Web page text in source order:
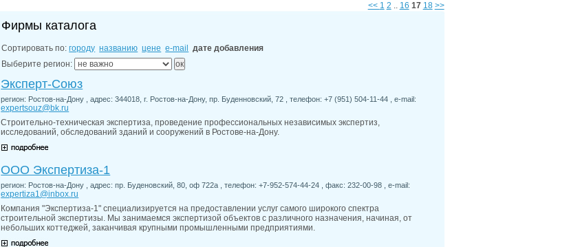
разных районах Ростова и Ростовской области
технологии ремонта труб
<< 1 2 .. 16 17 18 >>
Фирмы каталога
Сортировать по:городу названию цене e-mail
дате добавления
Выберите регион:
Эксперт-Союз
регион: Ростов-на-Дону , адрес: 344018, г. Ростов-на-Дону, пр. Буденновский, 72 , телефон: +7 (951) 504-11-44 , e-mail:
expertsouz@bk.ru
Строительно-техническая экспертиза, проведение профессиональных независимых экспертиз,
исследований, обследований зданий и сооружений в Ростове-на-Дону.
ООО Экспертиза-1
регион: Ростов-на-Дону , адрес: пр. Буденовский, 80, оф 722а , телефон: +7-952-574-44-24 , факс: 232-00-98 , e-mail:
expertiza1@inbox.ru
Компания "Экспертиза-1" специализируется на предоставлении услуг самого широкого спектра
строительной экспертизы. Мы занимаемся экспертизой объектов с различного назначения, начиная, от
небольших коттеджей, заканчивая крупными промышленными предприятиями.